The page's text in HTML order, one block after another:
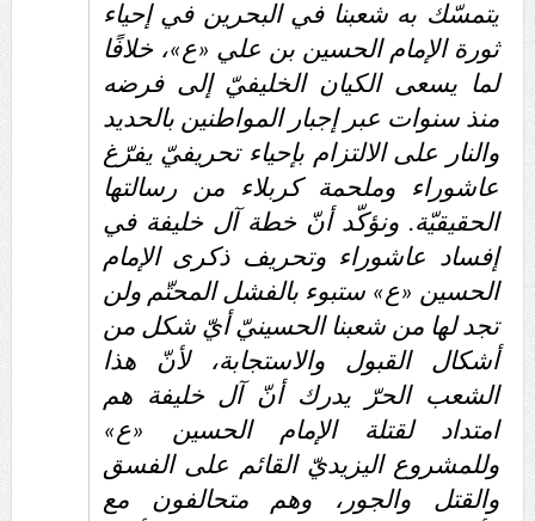
يتمسّك به شعبنا في البحرين في إحياء
ثورة الإمام الحسين بن علي «ع»، خلافًا
لما يسعى الكيان الخليفيّ إلى فرضه
منذ سنوات عبر إجبار المواطنين بالحديد
والنار على الالتزام بإحياء تحريفيّ يفرّغ
عاشوراء وملحمة كربلاء من رسالتها
الحقيقيّة. ونؤكّد أنّ خطة آل خليفة في
إفساد عاشوراء وتحريف ذكرى الإمام
الحسين «ع» ستبوء بالفشل المحتّم ولن
تجد لها من شعبنا الحسينيّ أيّ شكل من
أشكال القبول والاستجابة، لأنّ هذا
الشعب الحرّ يدرك أنّ آل خليفة هم
امتداد لقتلة الإمام الحسين «ع»
وللمشروع اليزيديّ القائم على الفسق
والقتل والجور، وهم متحالفون مع